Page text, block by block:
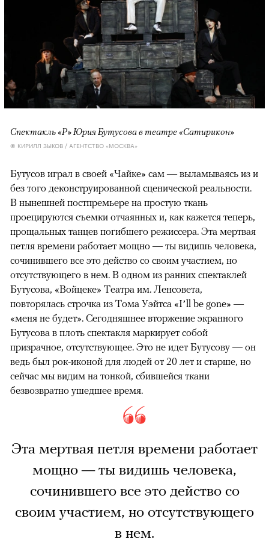
Спектакль «Р» Юрия Бутусова в театре «Сатирикон»
© КИРИЛЛ ЗЫКОВ / АГЕНТСТВО «МОСКВА»
Бутусов играл в своей «Чайке» сам — выламываясь из и
без того деконструированной сценической реальности.
В нынешней постпремьере на простую ткань
проецируются съемки отчаянных и, как кажется теперь,
прощальных танцев погибшего режиссера. Эта мертвая
петля времени работает мощно — ты видишь человека,
сочинившего все это действо со своим участием, но
отсутствующего в нем. В одном из ранних спектаклей
Бутусова, «Войцеке» Театра им. Ленсовета,
повторялась строчка из Тома Уэйтса «I’ll be gone» —
«меня не будет». Сегодняшнее вторжение экранного
Бутусова в плоть спектакля маркирует собой
призрачное, отсутствующее. Это не идет Бутусову — он
ведь был рок-иконой для людей от 20 лет и старше, но
сейчас мы видим на тонкой, сбившейся ткани
безвозвратно ушедшее время.
Эта мертвая петля времени работает
мощно — ты видишь человека,
сочинившего все это действо со
своим участием, но отсутствующего
в нем.